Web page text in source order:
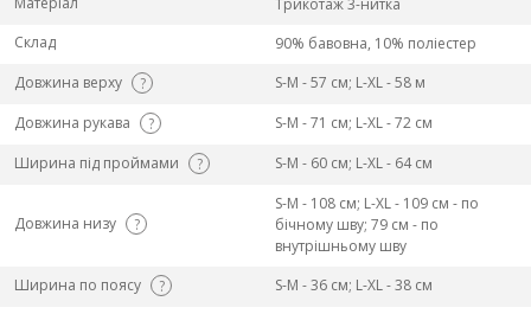
Трикотаж 3-нитка
Склад
90% бавовна, 10% поліестер
Довжина верху
?
S-M - 57 см; L-ХL - 58 м
Довжина рукава
?
S-M - 71 см; L-ХL - 72 см
Ширина під проймами
? S-M - 60 см; L-ХL - 64 см
Довжина низу ?
S-M - 108 см; L-ХL - 109 см - по
бічному шву; 79 см - по
внутрішньому шву
Ширина по поясу
?
S-M - 36 см; L-ХL - 38 см